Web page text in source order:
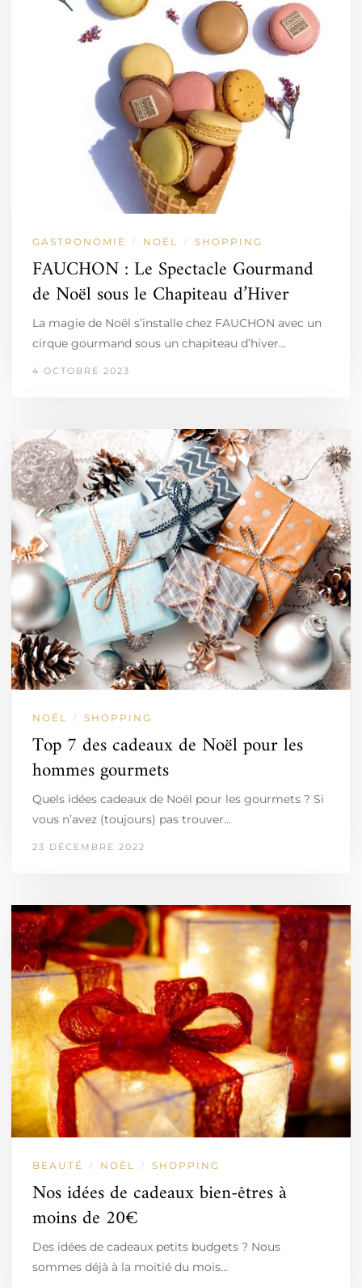
GASTRONOMIE / NOËL / SHOPPING
FAUCHON : Le Spectacle Gourmand
de Noël sous le Chapiteau d’Hiver
La magie de Noël s’installe chez FAUCHON avec un
cirque gourmand sous un chapiteau d’hiver…
4 OCTOBRE 2023
NOËL / SHOPPING
Top 7 des cadeaux de Noël pour les
hommes gourmets
Quels idées cadeaux de Noël pour les gourmets ? Si
vous n’avez (toujours) pas trouver…
23 DÉCEMBRE 2022
BEAUTÉ / NOËL / SHOPPING
Nos idées de cadeaux bien-êtres à
moins de 20€
Des idées de cadeaux petits budgets ? Nous
sommes déjà à la moitié du mois…